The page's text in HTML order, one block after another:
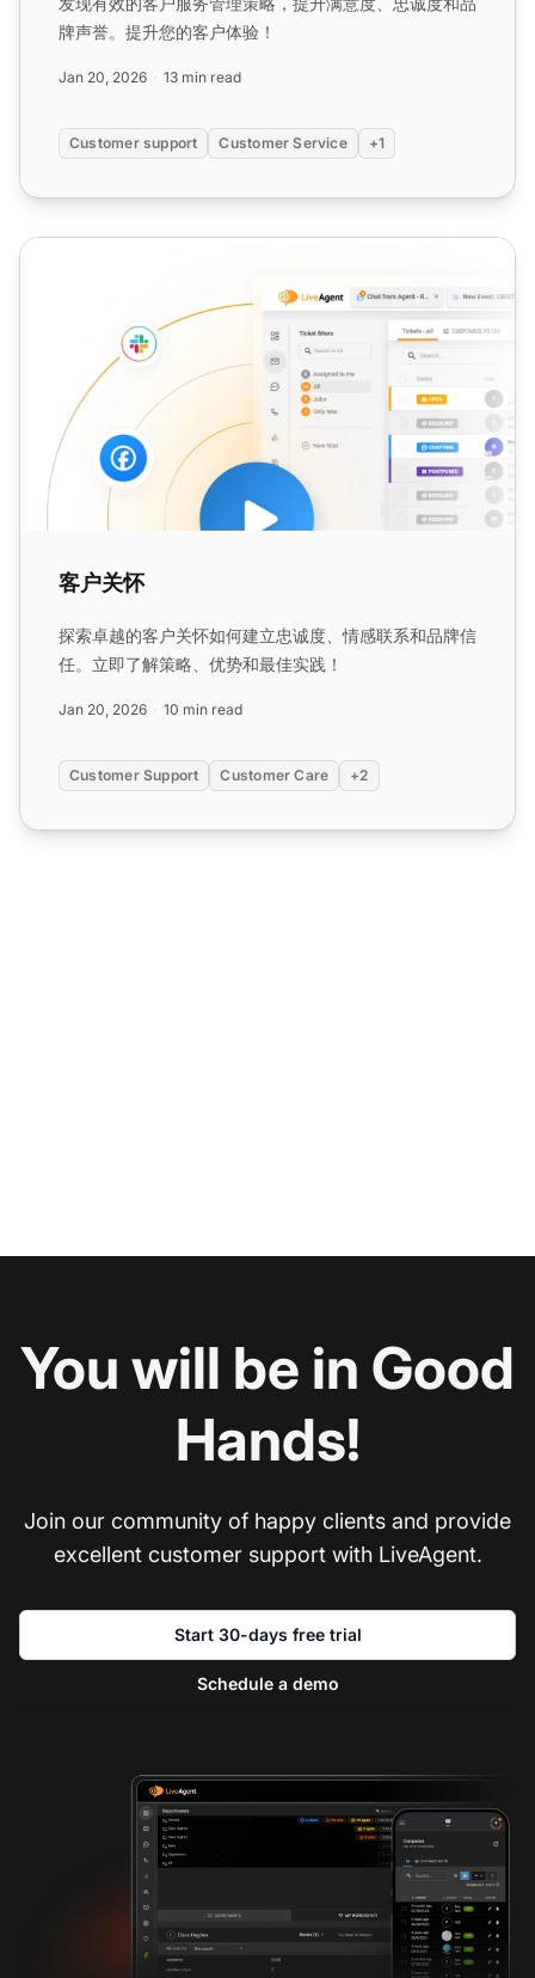
牌声誉。提升您的客户体验！
Jan 20, 2026 13 min read
Customer support Customer Service +1
客户关怀
客户关怀
探索卓越的客户关怀如何建立忠诚度、情感联系和品牌信
任。立即了解策略、优势和最佳实践！
Jan 20, 2026 10 min read
Customer Support Customer Care +2
You will be in Good
Hands!
Join our community of happy clients and provide
excellent customer support with LiveAgent.
Start 30-days free trial
Schedule a demo